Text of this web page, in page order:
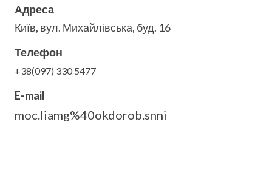
Адреса
Київ, вул. Михайлівська, буд. 16
Телефон
+38(097) 330 5477
E-mail
moc.liamg%40okdorob.snni